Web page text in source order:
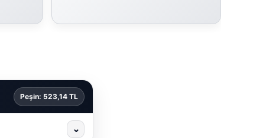
Peşin: 523,14 TL
⌄